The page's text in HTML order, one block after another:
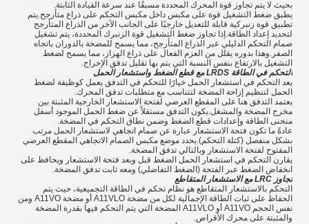
بحيث لا يتم تجاوز قوة المحرك المحددة مسبقًا عند سرعة القيادة الثابتة.
يطبق ضغط التشغيل قوة على مكبس داخل مكبس التحكم على ذراع متأرجح.يتم
تطبيق قوة زنبركية قابلة للتعديل خارجيًا على الجانب الآخر من الذراع المتأرجح
لتحديد إعداد الطاقة.إذا تجاوز ضغط التشغيل قوة الزنبرك المحددة، يتم تشغيل
صمام التحكم الدليلي عبر الذراع المتأرجح، مما يسمح للمضخة بالدوران باتجاه
الصفر.وهذا بدوره يقلل من العزم الفعال على ذراع الهزاز، مما يسمح لضغط
التشغيل بالارتفاع بنفس النسبة التي يتم بها تقليل تدفق الإخراج.
التحكم في الطاقة LRDS مع قطع الضغط واستشعار الحمل
يعد التحكم في استشعار الحمل خيارًا للتحكم في التدفق يعمل كوظيفة لضغط
الحمل لتنظيم إزاحة المضخة لتتناسب مع متطلبات تدفق المحرك.
يعتمد التدفق هنا على المقطع العرضي لفتحة الاستشعار الخارجية المثبتة بين
مخرج المضخة والمشغل.يكون التدفق مستقلاً عن ضغط الحمل الموجود أسفل
منحنى الطاقة وإعدادات قطع الضغط وضمن نطاق التحكم في المضخة.
عادةً ما تكون فتحة الاستشعار عبارة عن صمام اتجاهي لاستشعار الحمل مرتب
بشكل منفصل (كتلة التحكم).يحدد موضع مكبس الصمام الاتجاهي المقطع العرضي
المفتوح لفتحة الاستشعار وبالتالي تدفق المضخة.
يقارن التحكم في استشعار الحمل الضغط قبل وبعد فتحة الاستشعار ويحافظ على
انخفاض الضغط عبر الفتحة (الضغط التفاضلي) ومعه ثابت تدفق المضخة.
تجاوز LRC مع الاستشعار المتقاطع
التحكم بالاستشعار المتقاطع هو نظام تحكم في الطاقة التجميعية، حيث يتم
الحفاظ على ثبات الطاقة الإجمالية لكل من مضخة A11VLO أو مضخة A11VO ومن
نفس الحجم A11VO أو A11VLO المضخة التي يتم التحكم فيها بقدرة المضخة
والمثبتة على محرك الأقراص.